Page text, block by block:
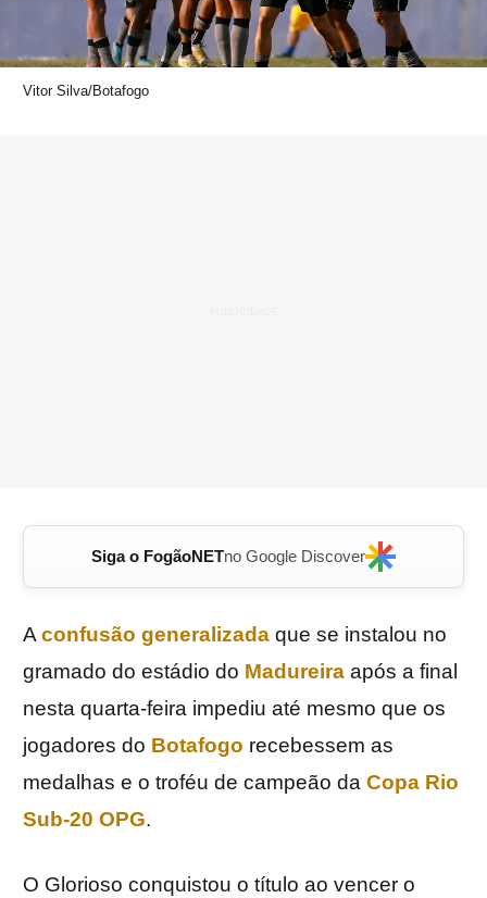
Vitor Silva/Botafogo
Siga o FogãoNETno Google Discover
Aconfusão generalizada que se instalou no
gramado do estádio do Madureira após a final
nesta quarta-feira impediu até mesmo que os
jogadores do Botafogo recebessem as
medalhas e o troféu de campeão da Copa Rio
Sub-20 OPG.
O Glorioso conquistou o título ao vencer o